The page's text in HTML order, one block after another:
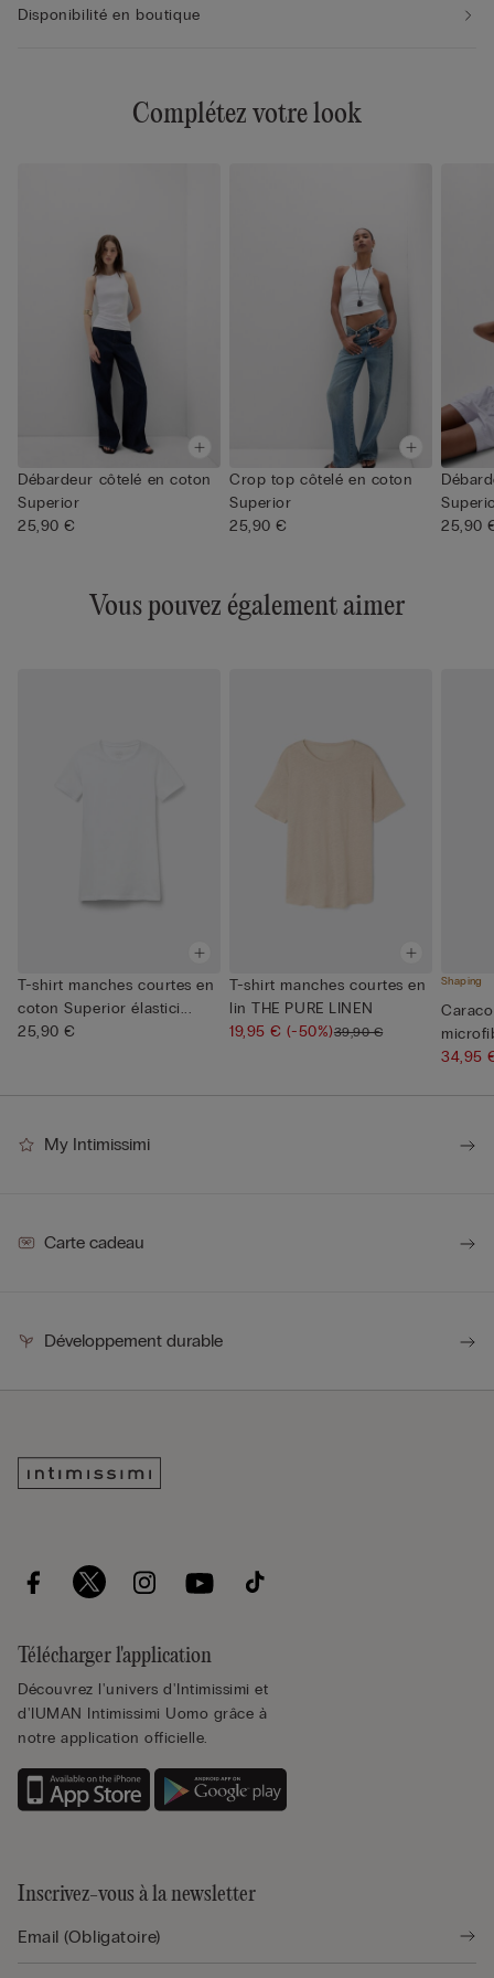
Disponibilité en boutique
Complétez votre look
Débardeur côtelé en coton
Superior
25,90 €
Crop top côtelé en coton
Superior
25,90 €
25,90
Vous pouvez également aimer
T-shirt manches courtes en
coton Superior élastici...
25,90 €
T-shirt manches courtes en
lin THE PURE LINEN
19,95 €(-50%)39,90 €
Shaping
34,95
My Intimissimi
Carte cadeau
Développement durable
Télécharger l'application
Découvrez l'univers d'Intimissimi et
d'IUMAN Intimissimi Uomo grâce à
notre application officielle.
Inscrivez-vous à la newsletter